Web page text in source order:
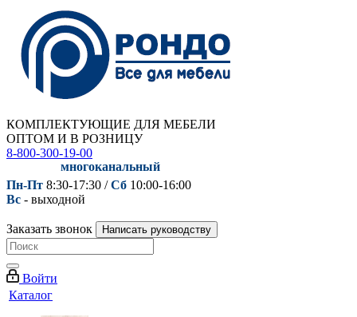
КОМПЛЕКТУЮЩИЕ ДЛЯ МЕБЕЛИ
ОПТОМ И В РОЗНИЦУ
8-800-300-19-00
многоканальный
Пн-Пт 8:30-17:30 /Сб 10:00-16:00
Вс - выходной
Заказать звонок Написать руководству
Войти
Каталог